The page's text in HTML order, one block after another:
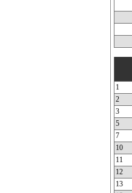
1
2
3
5
7
10
11
12
13